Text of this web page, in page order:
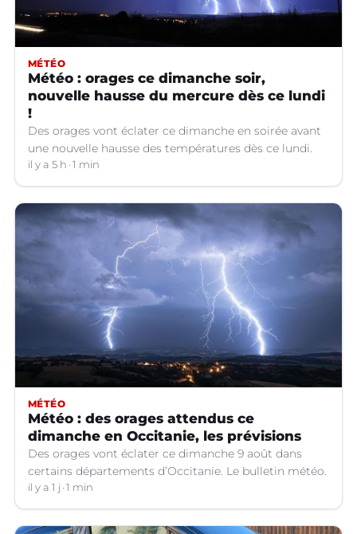
MÉTÉO
Météo : orages ce dimanche soir,
nouvelle hausse du mercure dès ce lundi
!
Des orages vont éclater ce dimanche en soirée avant
une nouvelle hausse des températures dès ce lundi.
il y a 5 h 1 min
MÉTÉO
Météo : des orages attendus ce
dimanche en Occitanie, les prévisions
Des orages vont éclater ce dimanche 9 août dans
certains départements d’Occitanie. Le bulletin météo.
il y a 1 j 1 min